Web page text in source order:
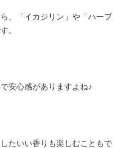
、「イカジリン」や「ハー
。
安心感がありますよね♪
たいい香りも楽しむこともで